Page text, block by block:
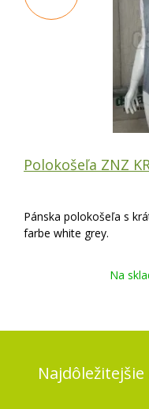
Polokošeľa ZNZ
Pánska polokošeľa s
farbe white grey.
Na